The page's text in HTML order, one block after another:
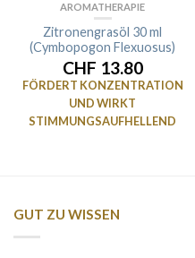
AROMATHERAPIE
Zitronengrasöl 30 ml
(Cymbopogon Flexuosus)
CHF 13.80
FÖRDERT KONZENTRATION
UND WIRKT
STIMMUNGSAUFHELLEND
GUT ZU WISSEN